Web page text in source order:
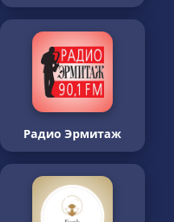
Радио Эрмитаж